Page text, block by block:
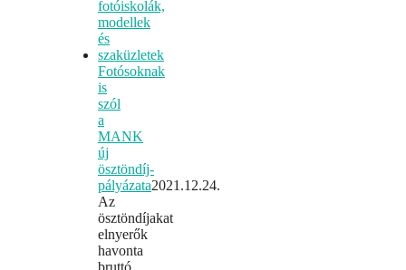
Fotósoknak
is
szól
a
MANK
új
ösztöndíj-
pályázata2021.12.24.
Az
ösztöndíjakat
elnyerők
havonta